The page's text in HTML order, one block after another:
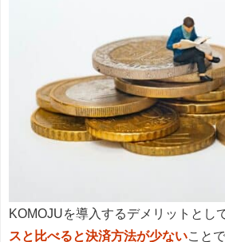
KOMOJUを導入するデメリットとし
スと比べると決済方法が少ない こと